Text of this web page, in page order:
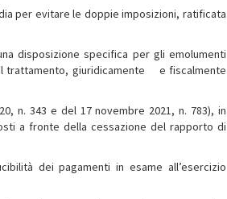
per evitare le doppie imposizioni, ratificata
disposizione specifica per gli emolumenti
trattamento, giuridicamente e fiscalmente
n. 343 e del 17 novembre 2021, n. 783), in
a fronte della cessazione del rapporto di
dei pagamenti in esame all’esercizio